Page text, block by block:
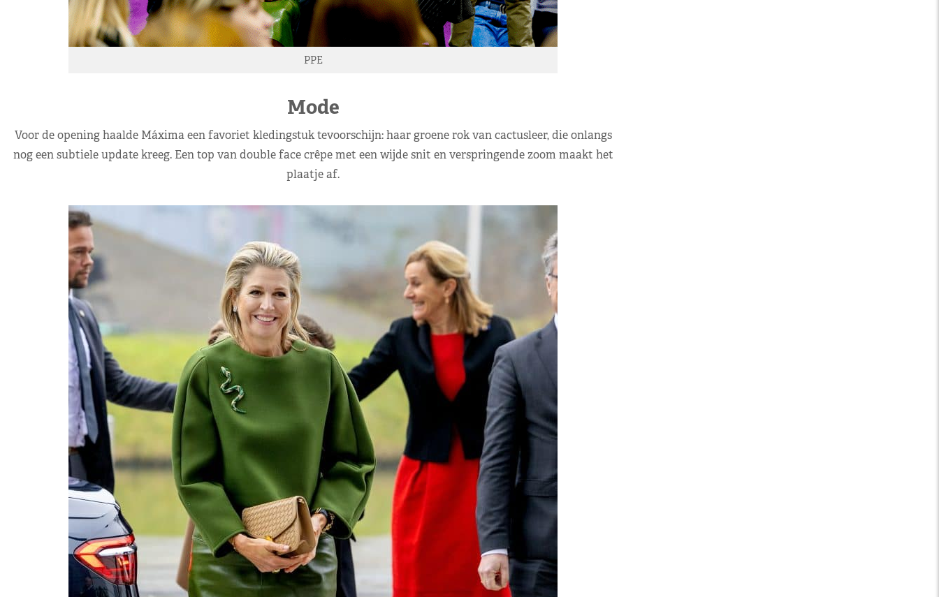
PPE
Mode
Voor de opening haalde Máxima een favoriet kledingstuk tevoorschijn: haar groene rok van cactusleer, die onlangs
nog een subtiele update kreeg. Een top van double face crêpe met een wijde snit en verspringende zoom maakt het
plaatje af.